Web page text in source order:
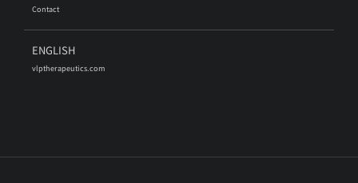
Contact
ENGLISH
vlptherapeutics.com